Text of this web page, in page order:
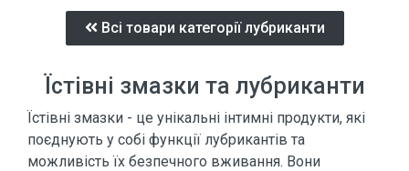
Всі товари категорії лубриканти
Їстівні змазки та лубриканти
Їстівні змазки - це унікальні інтимні продукти, які
поєднують у собі функції лубрикантів та
можливість їх безпечного вживання. Вони